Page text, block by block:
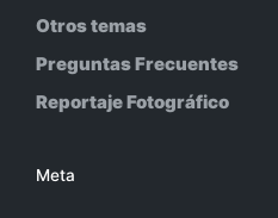
Otros temas
Preguntas Frecuentes
Reportaje Fotográfico
Meta